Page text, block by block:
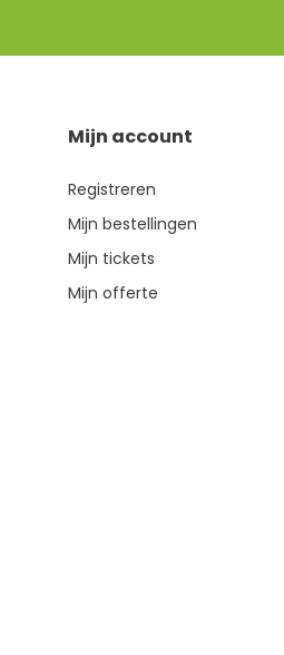
Mijn account
Registreren
Mijn bestellingen
Mijn tickets
Mijn offerte